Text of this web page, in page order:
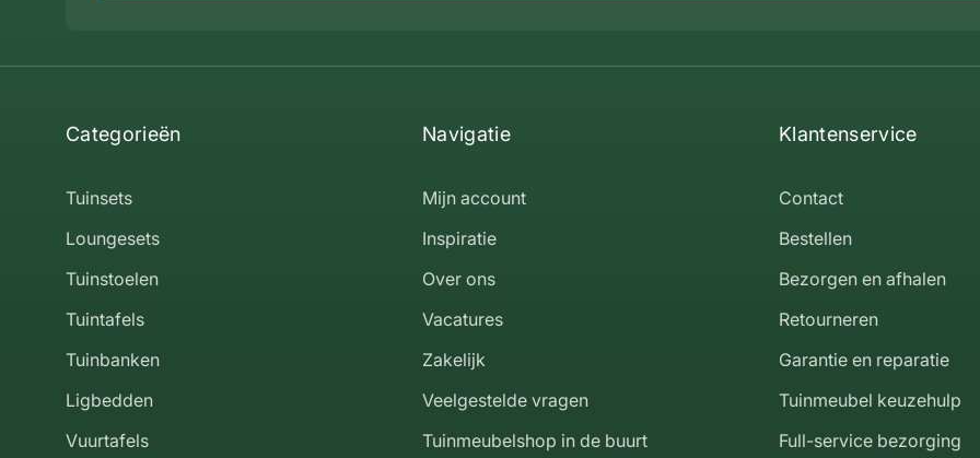
Categorieën
Tuinsets
Loungesets
Tuinstoelen
Tuintafels
Tuinbanken
Ligbedden
Vuurtafels
Navigatie
Mijn account
Inspiratie
Over ons
Vacatures
Zakelijk
Veelgestelde vragen
Tuinmeubelshop in de buurt
Klantenservice
Contact
Bestellen
Bezorgen en afhalen
Retourneren
Garantie en reparatie
Tuinmeubel keuzehulp
Full-service bezorging